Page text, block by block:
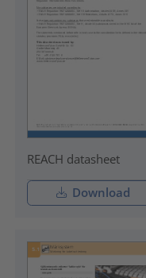
REACH datasheet
Download